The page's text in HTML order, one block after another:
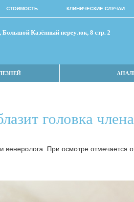
СТОИМОСТЬ КЛИНИЧЕСКИЕ СЛУЧАИ
Казённый переулок, 8 стр. 2
головка члена
При осмотре отмечается